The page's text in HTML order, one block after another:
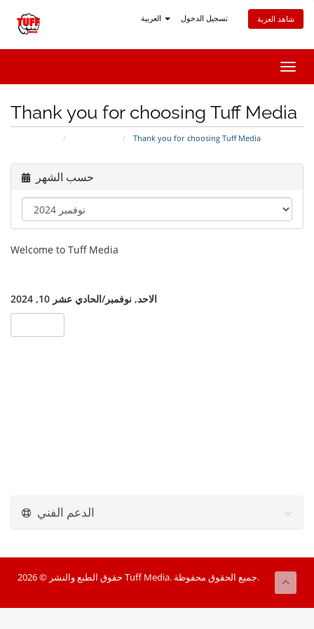
تسجيل الدخول شاهد العربة
تبديل
التنقل
Thank you for choosing Tuff Media
Thank you for choosing Tuff Media
حسب الشهر
Welcome to Tuff Media
الاحد, نوفمبر/الحادي عشر 10, 2024
الدعم الفني
حقوق الطبع والنشر © 2026 Tuff Media. جميع الحقوق محفوظة.